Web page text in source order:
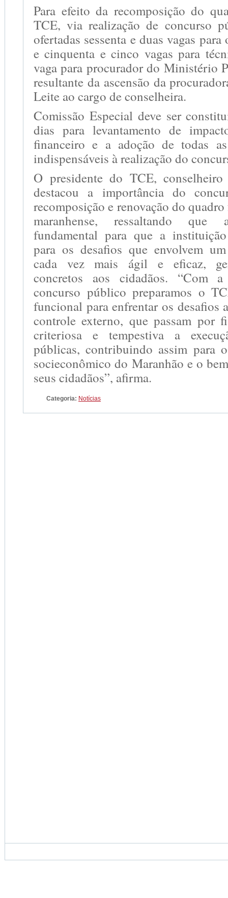
Para efeito da recomposição do
TCE, via realização de concurso
ofertadas sessenta e duas vagas
e cinquenta e cinco vagas para
vaga para procurador do Ministério
resultante da ascensão da
Leite ao cargo de conselheira.
Comissão Especial deve ser
dias para levantamento de
financeiro e a adoção de todas
indispensáveis à realização do
O presidente do TCE, conselheiro
destacou a importância do
recomposição e renovação do
maranhense, ressaltando
fundamental para que a
para os desafios que envolvem
cada vez mais ágil e eficaz,
concretos aos cidadãos. “Com a
concurso público preparamos o
funcional para enfrentar os desafios
controle externo, que passam por
criteriosa e tempestiva a
públicas, contribuindo assim para
socieconômico do Maranhão e o
seus cidadãos”, afirma.
Categoria: Notícias